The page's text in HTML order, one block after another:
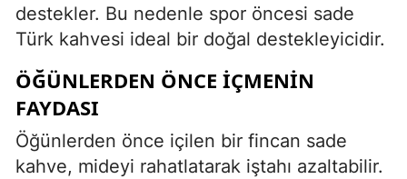
destekler. Bu nedenle spor öncesi sade
Türk kahvesi ideal bir doğal destekleyicidir.
ÖĞÜNLERDEN ÖNCE İÇMENIN
FAYDASI
Öğünlerden önce içilen bir fincan sade
kahve, mideyi rahatlatarak iştahı azaltabilir.